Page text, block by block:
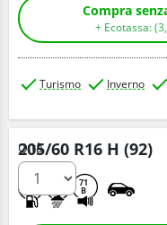
+ Ecotassa: (3,
Turismo Inverno
205/60 R16 H (92)
71
B
Q.tà